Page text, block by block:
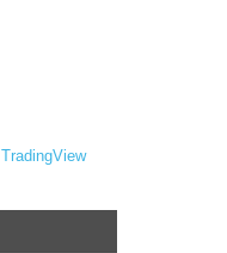
TradingView